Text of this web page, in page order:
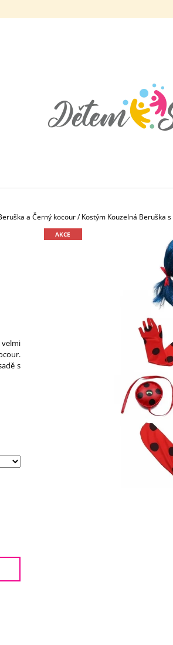
a Černý kocour/ Kostým Kouzelná Beruška
AKCE
s
KOSTÝM PRINCEZNA ANNA LEDOVÉ